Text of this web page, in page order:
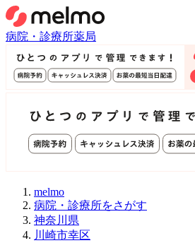
病院・診療所薬局
melmo
病院・診療所をさがす
神奈川県
川崎市幸区